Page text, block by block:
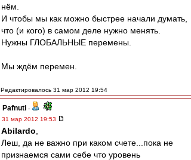
нём.
И чтобы мы как можно быстрее начали думать,
что (и кого) в самом деле нужно менять.
Нужны ГЛОБАЛЬНЫЕ перемены.
Мы ждём перемен.
Редактировалось 31 мар 2012 19:54
Pafnuti -
31 мар 2012 19:53
Abilardo
Леш, да не важно при каком счете...пока не
признаемся сами себе что уровень